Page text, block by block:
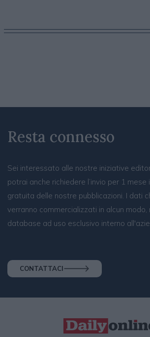
Resta connesso
Sei interessato alle nostre iniziative
potrai anche richiedere l’invio per 1 mese
gratuita delle nostre pubblicazioni. I dati
verranno commercializzati in alcun
database ad uso esclusivo interno
CONTATTACI